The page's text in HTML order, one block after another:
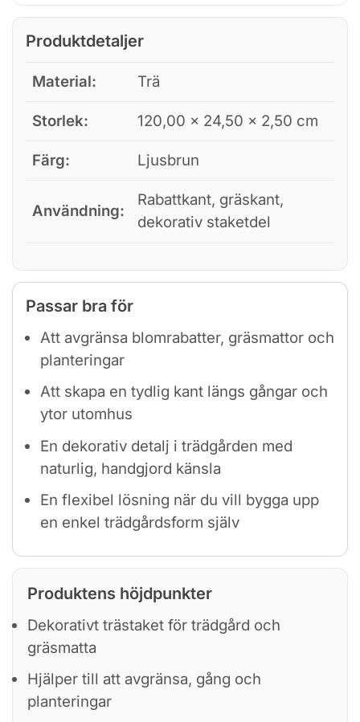
Produktdetaljer
Material: Trä
Storlek: 120,00 × 24,50 × 2,50 cm
Färg: Ljusbrun
Användning:
Rabattkant, gräskant,
dekorativ staketdel
Passar bra för
Att avgränsa blomrabatter, gräsmattor och
planteringar
Att skapa en tydlig kant längs gångar och
ytor utomhus
En dekorativ detalj i trädgården med
naturlig, handgjord känsla
En flexibel lösning när du vill bygga upp
en enkel trädgårdsform själv
Produktens höjdpunkter
Dekorativt trästaket för trädgård och
gräsmatta
Hjälper till att avgränsa, gång och
planteringar